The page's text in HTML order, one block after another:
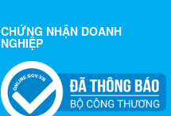
CHỨNG NHẬN DOANH
NGHIỆP